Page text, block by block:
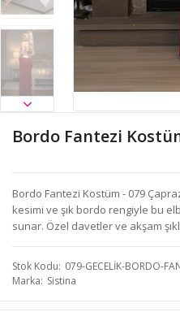
Bordo Fantezi
Bordo Fantezi Kostüm - 079
kesimi ve şık bordo rengiyle bu
sunar. Özel davetler ve akşam
Stok Kodu 079-GECELİK-BORDO-
Marka Sistina